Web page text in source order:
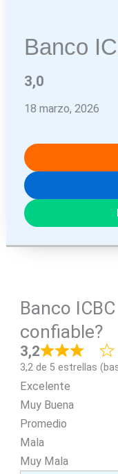
Banco
3,0
18 marzo, 2026
Banco
confiable?
3,2
3,2 de 5 estrellas
Excelente
Muy Buena
Promedio
Mala
Muy Mala